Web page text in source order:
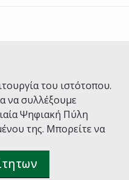
του ιστότοπου.
να συλλέξουμε
Ψηφιακή Πύλη
της. Μπορείτε να
Δήλωση προσβασιμότητας